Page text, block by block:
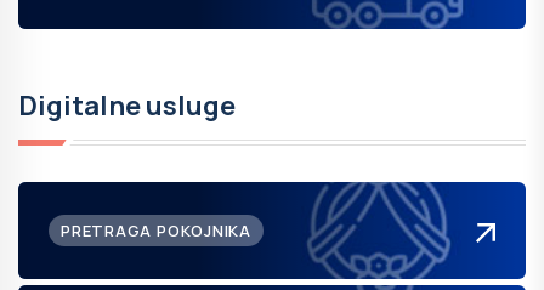
Digitalne usluge
PRETRAGA POKOJNIKA